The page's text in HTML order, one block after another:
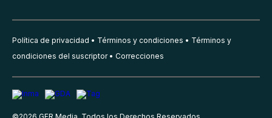
Política de privacidad Términos y condiciones
Términos y
condiciones del suscriptor
Correcciones